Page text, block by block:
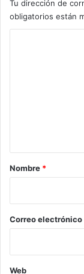
Tu dirección de
obligatorios están
r
*
Nombre *
Correo electrónico
Web